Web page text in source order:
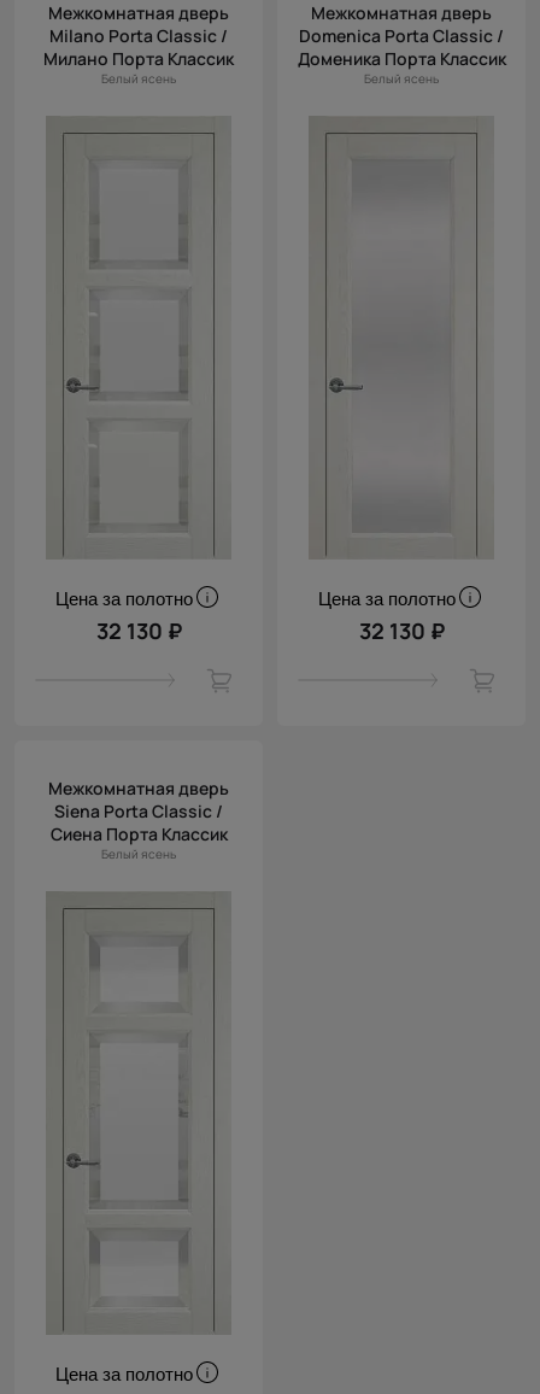
Межкомнатная дверь
Milano Porta Classic /
Милано Порта Классик
Белый ясень
Цена за полотно
32 130 ₽
Межкомнатная дверь
Domenica Porta Classic /
Доменика Порта Классик
Белый ясень
Цена за полотно
32 130 ₽
Межкомнатная дверь
Siena Porta Classic /
Сиена Порта Классик
Белый ясень
Цена за полотно